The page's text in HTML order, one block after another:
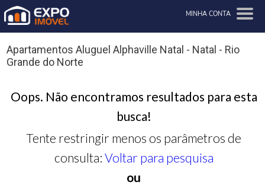
MINHA CONTA
Apartamentos Aluguel Alphaville Natal - Natal - Rio
Grande do Norte
Oops. Não encontramos resultados para esta
busca!
Tente restringir menos os parâmetros de
consulta: Voltar para pesquisa
ou